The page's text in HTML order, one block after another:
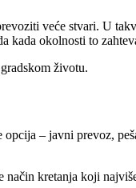
veće stvari. U
kada okolnosti to
životu.
– javni prevoz,
kretanja koji